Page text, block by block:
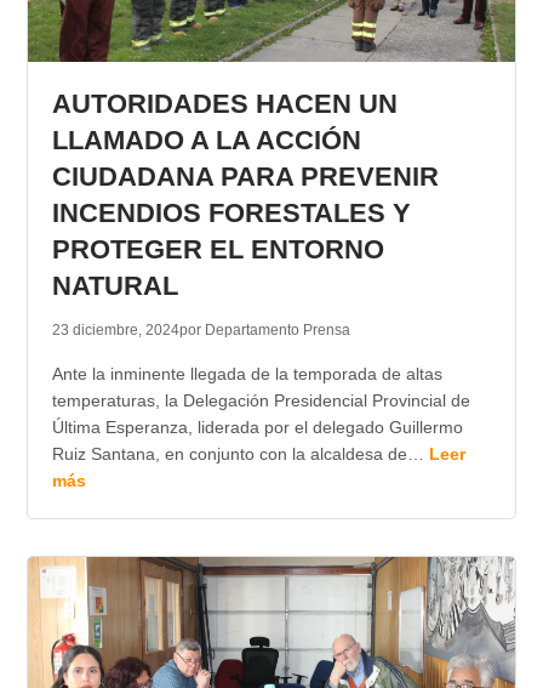
AUTORIDADES HACEN UN
LLAMADO A LA ACCIÓN
CIUDADANA PARA PREVENIR
INCENDIOS FORESTALES Y
PROTEGER EL ENTORNO
NATURAL
23 diciembre, 2024por Departamento Prensa
Ante la inminente llegada de la temporada de altas
temperaturas, la Delegación Presidencial Provincial de
Última Esperanza, liderada por el delegado Guillermo
Ruiz Santana, en conjunto con la alcaldesa de… Leer
más